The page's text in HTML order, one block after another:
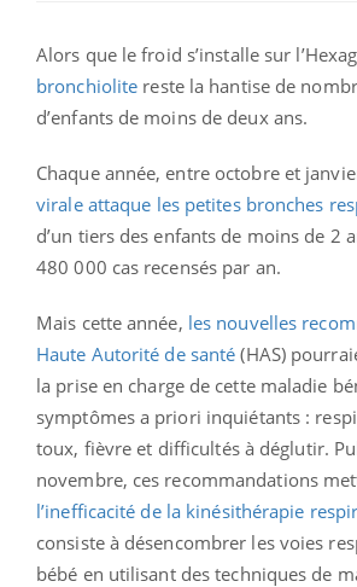
Alors que le froid s’installe sur
bronchiolite reste la hantise de
d’enfants de moins de deux ans.
Chaque année, entre octobre et
virale attaque les petites bronches
d’un tiers des enfants de moins de 2
480 000 cas recensés par an.
Mais cette année, les nouvelles
Haute Autorité de santé (HAS)
la prise en charge de cette maladie
symptômes a priori inquiétants :
toux, fièvre et difficultés à déglutir.
novembre, ces recommandations
l’inefficacité de la kinésithérapie
consiste à désencombrer les voies
bébé en utilisant des techniques de